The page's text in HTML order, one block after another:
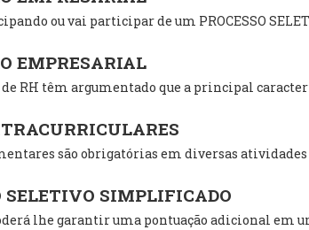
ou vai participar de um PROCESSO
EMPRESARIAL
RH têm argumentado que a principal
são obrigatórias em diversas
SELETIVO SIMPLIFICADO
lhe garantir uma pontuação adicional em